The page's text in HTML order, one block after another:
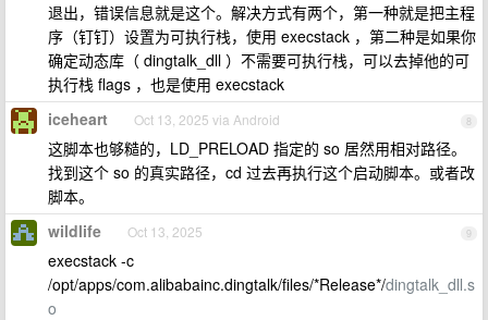
退出，错误信息就是这个。解决方式有两个，第一种就是把主程
序（钉钉）设置为可执行栈，使用 execstack ，第二种是如果你
确定动态库（ dingtalk_dll ）不需要可执行栈，可以去掉他的可
执行栈 flags ，也是使用 execstack
8
iceheart Oct 13, 2025 via Android
这脚本也够糙的，LD_PRELOAD 指定的 so 居然用相对路径。
找到这个 so 的真实路径，cd 过去再执行这个启动脚本。或者改
脚本。
9
wildlife Oct 13, 2025
execstack -c
/opt/apps/com.alibabainc.dingtalk/files/*Release*/dingtalk_dll.s
o